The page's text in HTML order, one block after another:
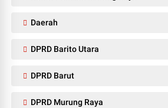
Daerah
DPRD Barito Utara
DPRD Barut
DPRD Murung Raya